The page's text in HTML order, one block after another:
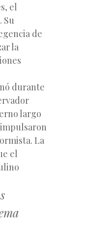
el
Su
de
la
durante
largo
La
el